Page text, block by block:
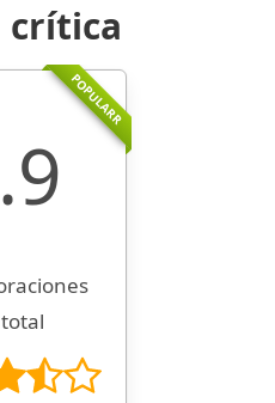
crítica
POPULARR